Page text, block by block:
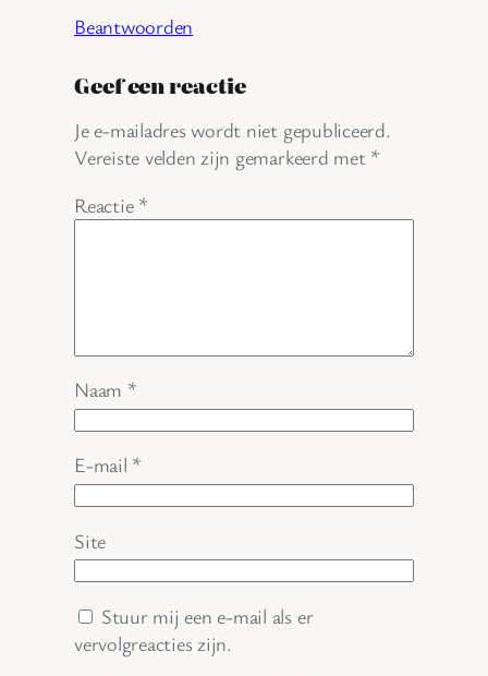
Beantwoorden
Geef een reactie
Je e-mailadres wordt niet gepubliceerd.
Vereiste velden zijn gemarkeerd met *
Reactie *
Naam *
E-mail *
Site
Stuur mij een e-mail als er
vervolgreacties zijn.